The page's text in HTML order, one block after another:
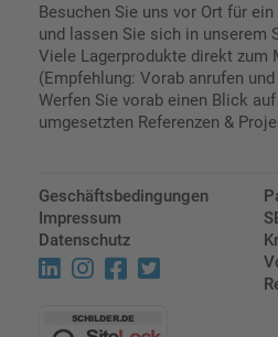
Besuchen Sie uns vor Ort für
und lassen Sie sich in unserem
Viele Lagerprodukte direkt zum
(Empfehlung: Vorab anrufen
Werfen Sie vorab einen Blick
umgesetzten Referenzen &
Geschäftsbedingungen
Impressum
Datenschutz